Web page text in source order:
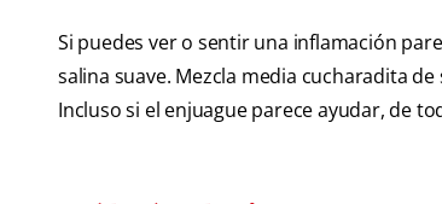
Si puedes ver o sentir una inflamación
salina suave. Mezcla media cucharadita
Incluso si el enjuague parece ayudar, de